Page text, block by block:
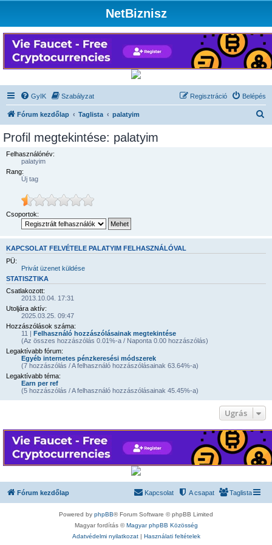
NetBiznisz
GyIK Szabályzat Belépés
Regisztráció
Fórum kezdőlap Taglista palatyim
Profil megtekintése: palatyim
Felhasználónév:
palatyim
Rang:
Új tag
Csoportok:
KAPCSOLAT FELVÉTELE PALATYIM FELHASZNÁLÓVAL
PÜ:
Privát üzenet küldése
STATISZTIKA
Csatlakozott:
2013.10.04. 17:31
Utoljára aktív:
2025.03.25. 09:47
Hozzászólások száma:
11 | Felhasználó hozzászólásainak megtekintése
(Az összes hozzászólás 0.01%-a / Naponta 0.00 hozzászólás)
Legaktívabb fórum:
Egyéb internetes pénzkeresési módszerek
(7 hozzászólás / A felhasználó hozzászólásainak 63.64%-a)
Legaktívabb téma:
Earn per ref
(5 hozzászólás / A felhasználó hozzászólásainak 45.45%-a)
Ugrás
Fórum kezdőlap Taglista
A csapat
Kapcsolat
Powered by phpBB® Forum Software © phpBB Limited
Magyar fordítás ©Magyar phpBB Közösség
Adatvédelmi nyilatkozat| Használati feltételek